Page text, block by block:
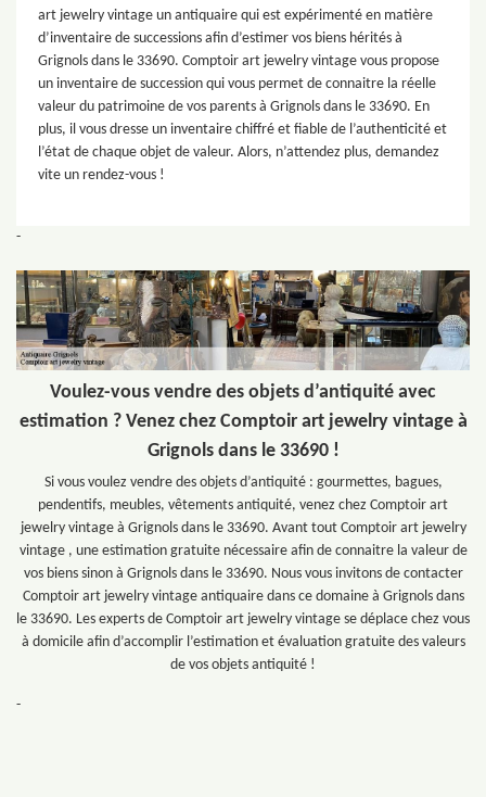
art jewelry vintage un antiquaire qui est expérimenté en matière
d’inventaire de successions afin d’estimer vos biens hérités à
Grignols dans le 33690. Comptoir art jewelry vintage vous propose
un inventaire de succession qui vous permet de connaitre la réelle
valeur du patrimoine de vos parents à Grignols dans le 33690. En
plus, il vous dresse un inventaire chiffré et fiable de l’authenticité et
l’état de chaque objet de valeur. Alors, n’attendez plus, demandez
vite un rendez-vous !
-
Voulez-vous vendre des objets d’antiquité avec
estimation ? Venez chez Comptoir art jewelry vintage à
Grignols dans le 33690 !
Si vous voulez vendre des objets d’antiquité : gourmettes, bagues,
pendentifs, meubles, vêtements antiquité, venez chez Comptoir art
jewelry vintage à Grignols dans le 33690. Avant tout Comptoir art jewelry
vintage , une estimation gratuite nécessaire afin de connaitre la valeur de
vos biens sinon à Grignols dans le 33690. Nous vous invitons de contacter
Comptoir art jewelry vintage antiquaire dans ce domaine à Grignols dans
le 33690. Les experts de Comptoir art jewelry vintage se déplace chez vous
à domicile afin d’accomplir l’estimation et évaluation gratuite des valeurs
de vos objets antiquité !
-